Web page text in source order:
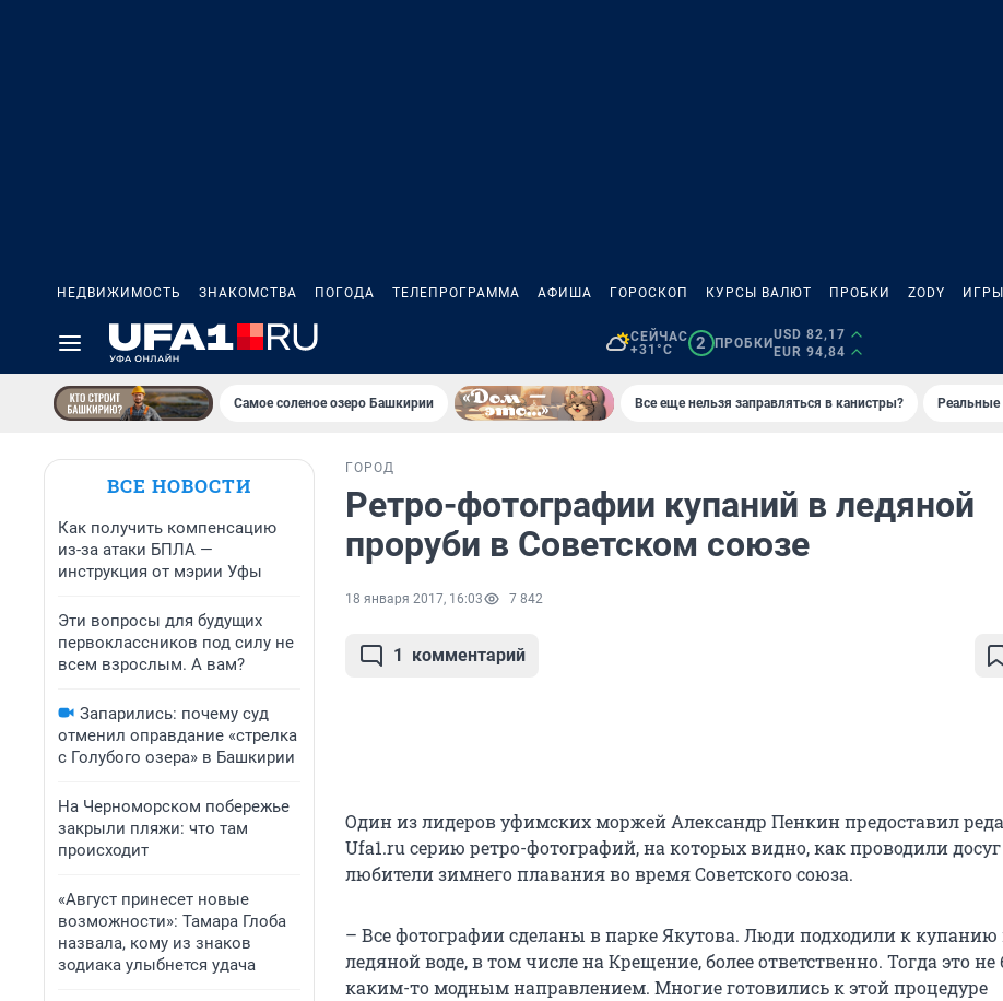
НЕДВИЖИМОСТЬ ЗНАКОМСТВА ПОГОДА ТЕЛЕПРОГРАММА АФИША ГОРОСКОП КУРСЫ ВАЛЮТ ПРОБКИ ZODY ИГРЫ
СЕЙЧАС
+31°C
2 ПРОБКИ
USD 82,17
EUR 94,84
Самое соленое озеро Башкирии Все еще нельзя заправляться в канистры?
ВСЕ НОВОСТИ
Как получить компенсацию
из-за атаки БПЛА —
инструкция от мэрии Уфы
Эти вопросы для будущих
первоклассников под силу не
всем взрослым. А вам?
Запарились: почему суд
отменил оправдание «стрелка
с Голубого озера» в Башкирии
На Черноморском побережье
закрыли пляжи: что там
происходит
«Август принесет новые
возможности»: Тамара Глоба
назвала, кому из знаков
зодиака улыбнется удача
ГОРОД
Ретро-фотографии купаний в ледяной
проруби в Советском союзе
18 января 2017, 16:03 7 842
1 комментарий
Один из лидеров уфимских моржей Александр Пенкин предоставил
Ufa1.ru серию ретро-фотографий, на которых видно, как проводили досуг
любители зимнего плавания во время Советского союза.
– Все фотографии сделаны в парке Якутова. Люди подходили к купанию
ледяной воде, в том числе на Крещение, более ответственно. Тогда это
каким-то модным направлением. Многие готовились к этой процедуре